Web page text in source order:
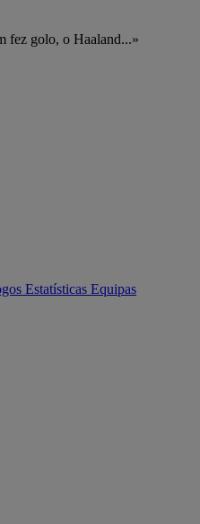
fez golo, o Haaland...»
Estatísticas Equipas